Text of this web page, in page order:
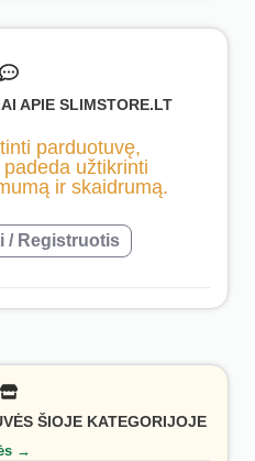
APIE SLIMSTORE.LT
parduotuvę,
užtikrinti
ir skaidrumą.
/ Registruotis
ŠIOJE KATEGORIJOJE
→